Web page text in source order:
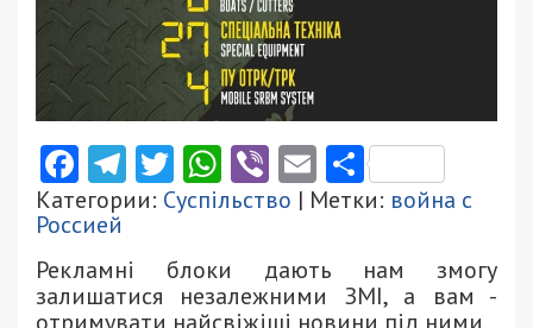
Facebook
Telegram
Twitter
WhatsApp
ViberEmail
Категории: Суспільство | Метки: война с
Россией
Рекламні блоки дають нам змогу
залишатися незалежними ЗМІ, а вам -